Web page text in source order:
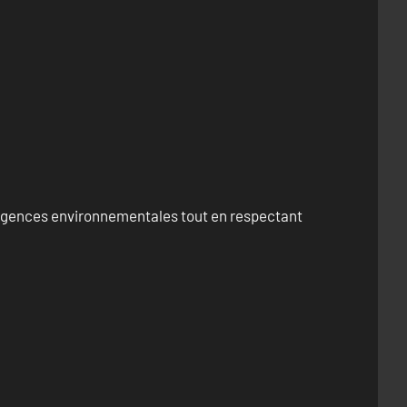
environnementales tout en respectant